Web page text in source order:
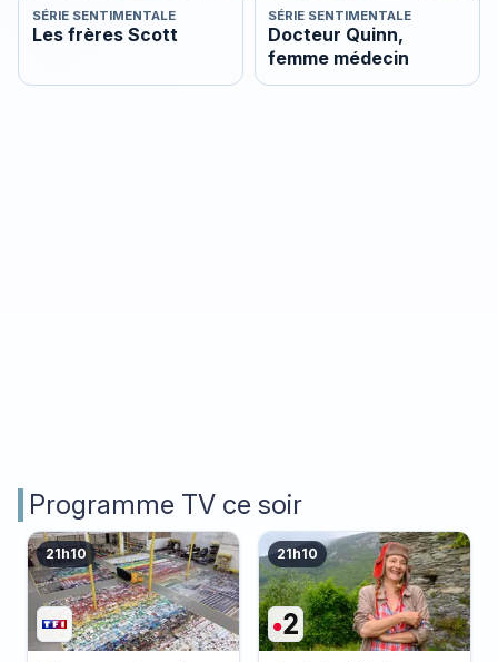
SÉRIE SENTIMENTALE
Les frères Scott
SÉRIE SENTIMENTALE
Docteur Quinn,
femme médecin
Programme TV ce soir
21h10 21h10